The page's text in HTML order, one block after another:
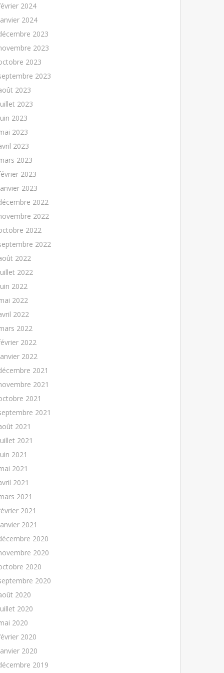
2024
2024
2023
2023
2023
2023
2023
2023
2023
2023
2023
2023
2023
2023
2022
2022
2022
2022
2022
2022
2022
2022
2022
2022
2022
2022
2021
2021
2021
2021
2021
2021
2021
2021
2021
2021
2021
2021
2020
2020
2020
2020
2020
2020
2020
2020
2020
2019